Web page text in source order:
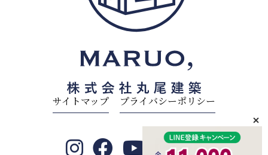
サイトマップ プライバシーポリシー